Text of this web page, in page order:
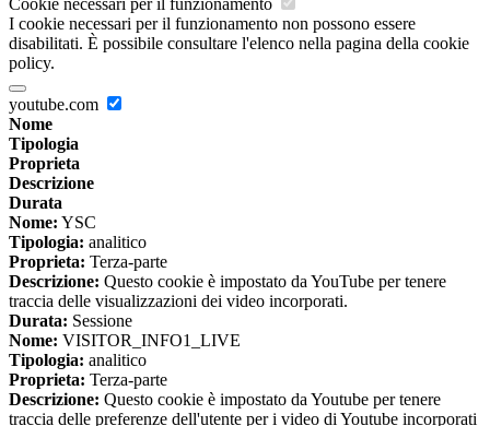
Cookie necessari per il funzionamento
I cookie necessari per il funzionamento non possono essere
disabilitati. È possibile consultare l'elenco nella pagina della cookie
policy.
youtube.com
Nome
Tipologia
Proprieta
Descrizione
Durata
Nome: YSC
Tipologia: analitico
Proprieta: Terza-parte
Descrizione: Questo cookie è impostato da YouTube per tenere
traccia delle visualizzazioni dei video incorporati.
Durata: Sessione
Nome: VISITOR_INFO1_LIVE
Tipologia: analitico
Proprieta: Terza-parte
Descrizione: Questo cookie è impostato da Youtube per tenere
traccia delle preferenze dell'utente per i video di Youtube incorporati